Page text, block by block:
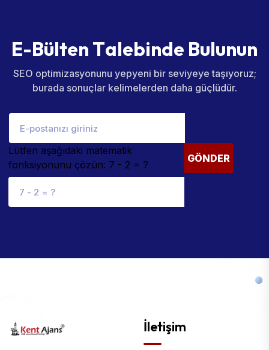
E-Bülten Talebinde Bulunun
SEO optimizasyonunu yepyeni bir seviyeye taşıyoruz;
burada sonuçlar kelimelerden daha güçlüdür.
Lütfen aşağıdaki matematik
fonksiyonunu çözün: 7 - 2 = ?
GÖNDER
İletişim